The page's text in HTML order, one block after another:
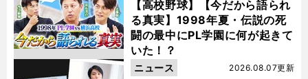
【高校野球】【今だから語られ
る真実】1998年夏・伝説の死
闘の最中にPL学園に何が起きて
いた！？
2026.08.07更新
ニュース